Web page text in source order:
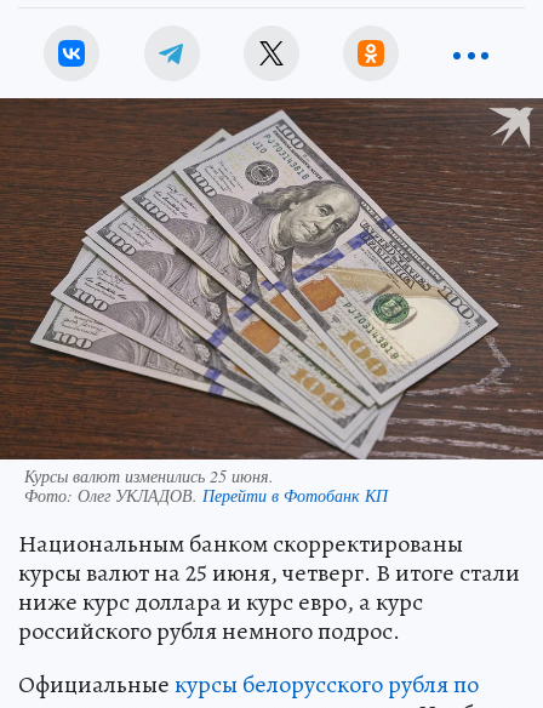
Курсы валют изменились 25 июня.
Фото: Олег УКЛАДОВ. Перейти в Фотобанк КП
Национальным банком скорректированы
курсы валют на 25 июня, четверг. В итоге стали
ниже курс доллара и курс евро, а курс
российского рубля немного подрос.
Официальныекурсы белорусского рубля по